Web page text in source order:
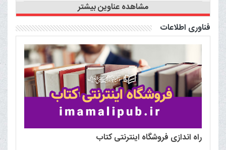
مشاهده عناوین بیشتر
فناوری اطلاعات
راه اندازی فروشگاه اینترنتی کتاب